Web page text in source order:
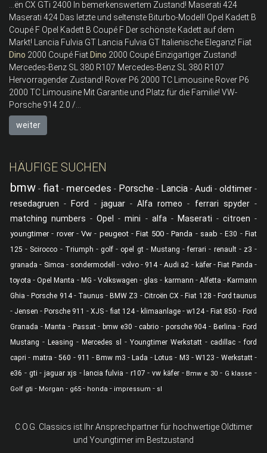
...ën CX GTi 2400 In bemerkenswertem Zustand! Maserati 424
Maserati 424 Das letzte und seltenste Biturbo-Modell! Opel Kadett B
Coupé F Opel Kadett B Coupé F Der schönste Kadett auf dem
Markt! Lancia Fulvia GT Lancia Fulvia GT Italienische Eleganz! Fiat
Dino 2000 Coupé Fiat Dino 2000 Coupé Einzigartiger Zustand!
Mercedes-Benz SL 380 R107 Mercedes-Benz SL 380 R107
Hervorragender Zustand! Rover P6 2000 TC Limousine Rover P6
2000 TC Limousine Mit Garantie und Platz für die Familie! VW-
Porsche 914 2.0 /...
weiter
HÄUFIGE SUCHEN
bmw - fiat - mercedes - Porsche - Lancia - Audi - oldtimer -
resedagruen - Ford - jaguar-Alfa romeo - ferrari spyder-
matching numbers -Opel -mini - alfa- Maserati - citroen -
youngtimer- rover-Vw - peugeot-Fiat 500-Panda - saab -E30 -Fiat
125 - Scirocco - Triumph - golf - opel gt- Mustang -ferrari - renault- z3 -
granada - Simca - sondermodell - volvo- 914- Audi a2 - käfer-Fiat Panda -
toyota -Opel Manta - MG - Volkswagen - glas - karmann - Alfetta -Karmann
Ghia -Porsche 914- Taunus -BMW Z3 - Citroën CX -Fiat 128 - Ford taunus
- Jensen -Porsche 911 -XJS -fiat 124- klimaanlage- w124- Fiat 850 -Ford
Granada -Manta - Passat-bmw e30 -cabrio - porsche 904- Berlina - Ford
Mustang - Leasing - Mercedes sl - Youngtimer Werkstatt - cadillac -ford
capri - matra -560 - 911 -Bmw m3 -Lada - Lotus - M3 -W123 - Werkstatt-
e36 - gti -jaguar xjs - lancia fulvia - r107 -vw käfer- Bmw e 30 - G klasse -
Golf gti - Morgan - g65 - honda - impressum - sl
C.O.G. Classics ist Ihr Ansprechpartner für hochwertige Oldtimer
und Youngtimer im Bestzustand